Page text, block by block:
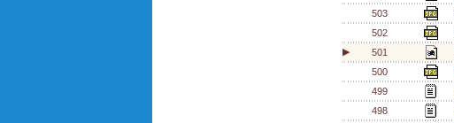
503
502
▶
501
500
499
498